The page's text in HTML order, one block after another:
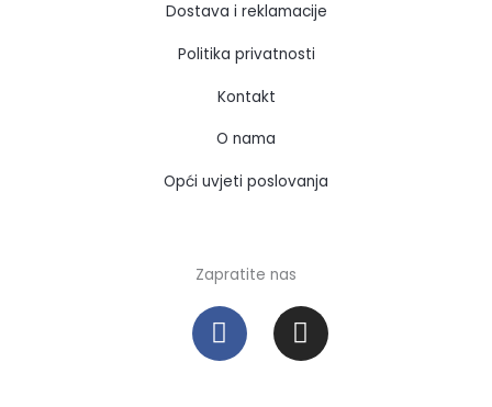
Dostava i reklamacije
Politika privatnosti
Kontakt
O nama
Opći uvjeti poslovanja
Zapratite nas
F
a
c
I
n
s